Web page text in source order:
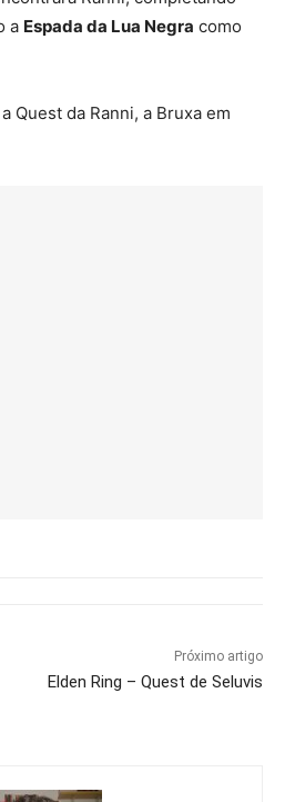
a Espada da Lua Negra como
Quest da Ranni, a Bruxa em
Próximo artigo
Elden Ring – Quest de Seluvis